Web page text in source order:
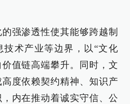
强渗透性使其能够跨越制
技术产业等边界，以“文化
值链高端攀升。同时，文
度依赖契约精神、知识产
内在推动着诚实守信、公